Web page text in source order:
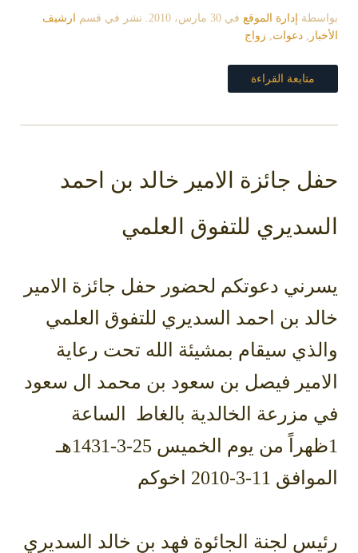
بواسطة إدارة الموقع في 30 مارس، 2010 . نشر في قسم
ارشيف
الأخبار , دعوات, زواج
متابعة القراءة
حفل جائزة الامير خالد بن احمد
السديري للتفوق العلمي
يسرني دعوتكم لحضور حفل جائزة الامير
خالد بن احمد السديري للتفوق العلمي
والذي سيقام بمشيئة الله تحت رعاية
الامير فيصل بن سعود بن محمد ال سعود
في مزرعة الخالدية بالغاط الساعة
1ظهراً من يوم الخميس 25-3-1431هـ
الموافق 11-3-2010 اخوكم
رئيس لجنة الجائوة فهد بن خالد السديري